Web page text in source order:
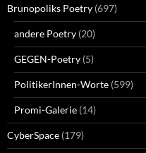
Brunopoliks Poetry (697)
andere Poetry (20)
GEGEN-Poetry (5)
PolitikerInnen-Worte (599)
Promi-Galerie (14)
CyberSpace (179)